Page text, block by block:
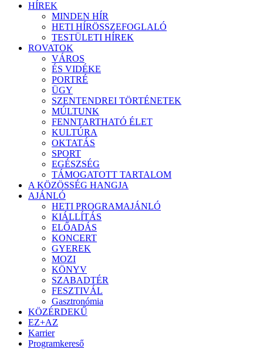
HÍREK
MINDEN HÍR
HETI HÍRÖSSZEFOGLALÓ
TESTÜLETI HÍREK
ROVATOK
VÁROS
ÉS VIDÉKE
PORTRÉ
ÜGY
SZENTENDREI TÖRTÉNETEK
MÚLTUNK
FENNTARTHATÓ ÉLET
KULTÚRA
OKTATÁS
SPORT
EGÉSZSÉG
TÁMOGATOTT TARTALOM
A KÖZÖSSÉG HANGJA
AJÁNLÓ
HETI PROGRAMAJÁNLÓ
KIÁLLÍTÁS
ELŐADÁS
KONCERT
GYEREK
MOZI
KÖNYV
SZABADTÉR
FESZTIVÁL
Gasztronómia
KÖZÉRDEKŰ
EZ+AZ
Karrier
Programkereső